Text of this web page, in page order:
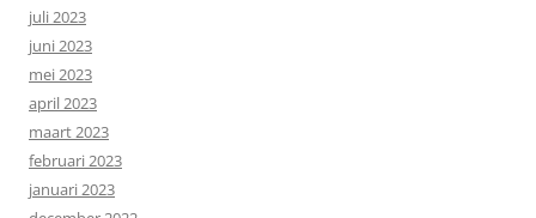
juli 2023
juni 2023
mei 2023
april 2023
maart 2023
februari 2023
januari 2023